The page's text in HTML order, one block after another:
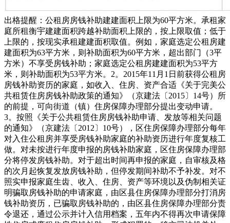
出格提醒：公租房房钱补助建建面积上限为60平方米。承租家
庭所租衡宇建建面积跨越补助面积上限的，按上限取值；低于
上限的，按现实承租建建面积取值。例如，家庭选定公租房建
建面积为63平方米，则补助面积为60平方米，超出部门（3平
方米）不享受房钱补助；家庭选定公租房建建面积为53平方
米，则补助面积为53平方米。2。2015年11月1日前获得公租房
房钱补助资历的家庭，如收入、住房、资产合适《关于完美公
共租赁住房房钱补助政策的通知》（京建法〔2015〕14号）所
的前提，可向街道（镇）住房保障办理部分提出变动申请。
3。按照《关于公共租赁住房房钱补助申请、发放等相关问题
的通知》（京建法〔2012〕10号），区住房保障办理部分每年
对入住公租房并享受房钱补助家庭的补助资历进行年度复核工
做。对未按进行年度申报的房钱补助家庭，区住房保障办理部
分将停发房钱补助。对于超出时间再申报的家庭，自审核及格
的次月起恢复发放房钱补助，但停发期间补助不予补发。对不
照实申报家庭生齿、收入、住房、资产等环境以及伪制相关证
明骗取房钱补助的申请家庭，由区县住房保障办理部分打消房
钱补助资历，已骗取房钱补助的，由区县住房保障办理部分责
令退还，通过公示并计入信用档案，五年内不得再次申请保障